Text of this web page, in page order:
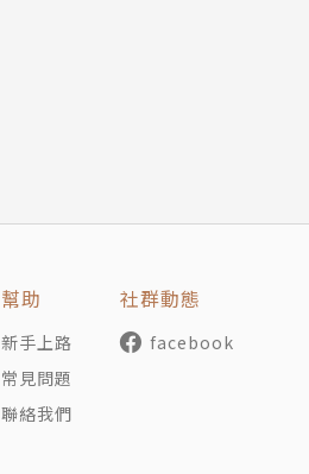
幫助
新手上路
常見問題
聯絡我們
社群動態
facebook